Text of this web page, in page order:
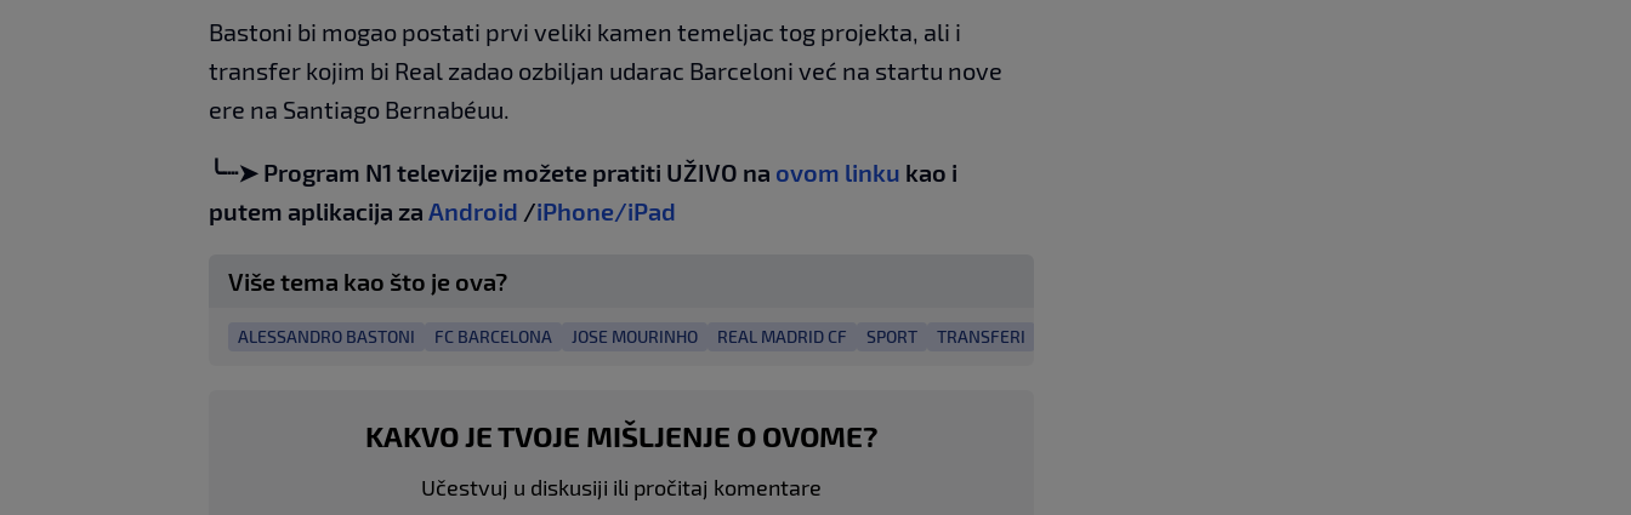
Bastoni bi mogao postati prvi veliki kamen temeljac tog projekta, ali i
transfer kojim bi Real zadao ozbiljan udarac Barceloni već na startu nove
ere na Santiago Bernabéuu.
╰┈➤ Program N1 televizije možete pratiti UŽIVO na ovom linku kao i
putem aplikacija za Android /iPhone/iPad
Više tema kao što je ova?
ALESSANDRO BASTONI FC BARCELONA JOSE MOURINHO REAL MADRID CF SPORT TRANSFERI
KAKVO JE TVOJE MIŠLJENJE O OVOME?
Učestvuj u diskusiji ili pročitaj komentare